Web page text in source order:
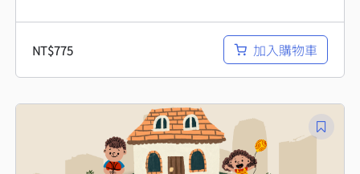
NT$775 加入購物車